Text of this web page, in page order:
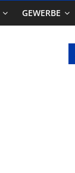
GEWERBE